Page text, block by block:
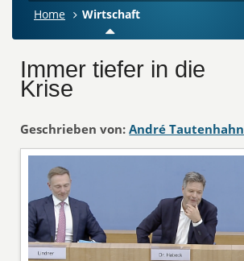
Home Wirtschaft
Immer tiefer in die
Krise
Geschrieben von: André Tautenhahn